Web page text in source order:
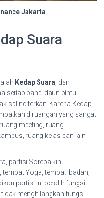
Jakarta
Suara
Kedap Suara , dan
setiap panel daun pintu
saling terkait. Karena Kedap
diruangan yang sangat
meeting, ruang
ruang kelas dan lain-
partisi Sorepa kini
Yoga, tempat Ibadah,
partisi ini beralih fungsi
menghilangkan fungsi